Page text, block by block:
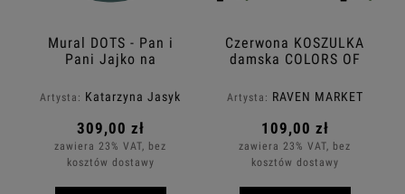
Mural DOTS - Pan i
Pani Jajko na
Artysta: Katarzyna Jasyk
309,00 zł
zawiera 23% VAT, bez
kosztów dostawy
Czerwona KOSZULKA
damska COLORS OF
Artysta: RAVEN MARKET
109,00 zł
zawiera 23% VAT, bez
kosztów dostawy